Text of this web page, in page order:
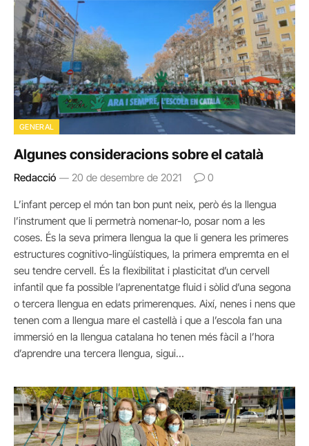
GENERAL
Algunes consideracions sobre el català
Redacció 20 de desembre de 2021 0
L’infant percep el món tan bon punt neix, però és la llengua
l’instrument que li permetrà nomenar-lo, posar nom a les
coses. És la seva primera llengua la que li genera les primeres
estructures cognitivo-lingüístiques, la primera empremta en el
seu tendre cervell. És la flexibilitat i plasticitat d’un cervell
infantil que fa possible l’aprenentatge fluid i sòlid d’una segona
o tercera llengua en edats primerenques. Així, nenes i nens que
tenen com a llengua mare el castellà i que a l’escola fan una
immersió en la llengua catalana ho tenen més fàcil a l’hora
d’aprendre una tercera llengua, sigui…